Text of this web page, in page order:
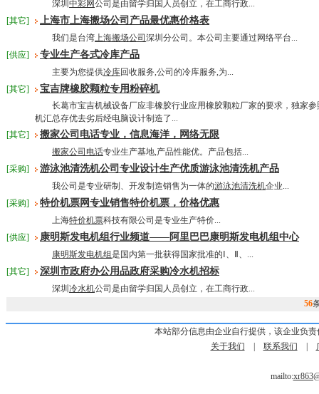
深圳 中彩网公司是由留学归国人员创立，在工商行政...
[其它]
上海市上海搬场公司产品最优惠价格表
我们是台湾上海搬场公司 深圳分公司。本公司主要通过网络平台...
[供应]
专业生产各式冷库产品
主要为您提供冷库回收服务,公司的冷库服务,为...
[其它]
宝吉牌橡胶颗粒专用粉碎机
长葛市宝吉机械设备厂应非橡胶行业应用橡胶颗粒厂家的要求，独家参
机汇总存优去劣后经电脑设计制造了...
[其它]
搬家公司电话专业，信息海洋，网络无限
搬家公司电话专业生产基地,产品性能优。产品包括...
[采购]
游泳池清洗机公司专业设计生产优质游泳池清洗机产品
我公司是专业研制、开发制造销售为一体的游泳池清洗机企业...
[采购]
特价机票网专业销售特价机票，价格优惠
上海特价机票科技有限公司是专业生产特价...
[供应]
康明斯发电机组行业频道——阿里巴巴康明斯发电机组中心
康明斯发电机组是国内第一批获得国家批准的Ⅰ、Ⅱ、...
[其它]
深圳市政府办公用品政府采购冷水机招标
深圳 冷水机公司是由留学归国人员创立，在工商行政...
56
本站部分信息由企业自行提供，该企业负
关于我们
联系我们
mailto: